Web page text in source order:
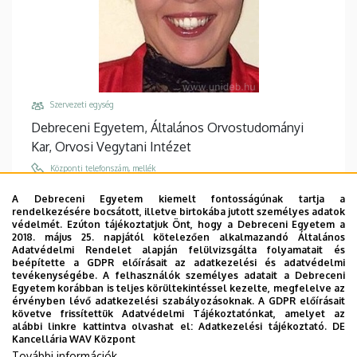
Szervezeti egység
Debreceni Egyetem, Általános Orvostudományi
Kar, Orvosi Vegytani Intézet
Központi telefonszám, mellék
Email
boratko@med.unideb.hu
Cím
4032 Debrecen Egyetem tér 1
Épület, emelet, ajtó
Élettudományi labor épület, 3. emelet, 3.310
A Debreceni Egyetem kiemelt fontosságúnak tartja a
rendelkezésére bocsátott, illetve birtokába jutott személyes adatok
védelmét. Ezúton tájékoztatjuk Önt, hogy a Debreceni Egyetem a
2018. május 25. napjától kötelezően alkalmazandó Általános
Adatvédelmi Rendelet alapján felülvizsgálta folyamatait és
beépítette a GDPR előírásait az adatkezelési és adatvédelmi
tevékenységébe. A felhasználók személyes adatait a Debreceni
Egyetem korábban is teljes körültekintéssel kezelte, megfelelve az
érvényben lévő adatkezelési szabályozásoknak. A GDPR előírásait
követve frissítettük Adatvédelmi Tájékoztatónkat, amelyet az
alábbi linkre kattintva olvashat el:Adatkezelési tájékoztató. DE
Kancellária WAV Központ